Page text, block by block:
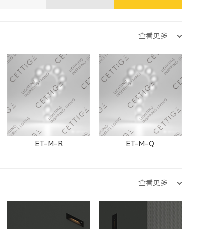
查看更多
ET-M-R ET-M-Q
查看更多